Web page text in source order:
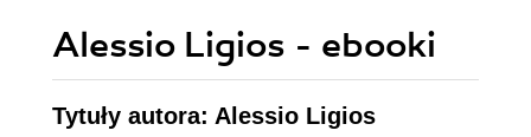
Alessio Ligios - ebooki
Tytuły autora: Alessio Ligios